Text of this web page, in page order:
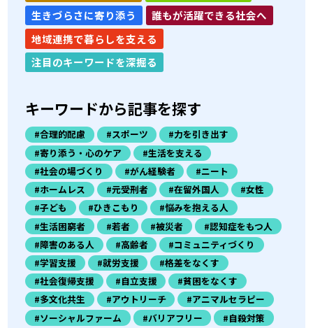
生きづらさに寄り添う
誰もが活躍できる社会へ
地域連携で暮らしを支える
注目のキーワードを深掘る
キーワードから記事を探す
#合理的配慮 #スポーツ
#力を引き出す
#寄り添う・心のケア
#生活を支える
#社会の場づくり
#がん経験者
#ニート
#ホームレス
#元受刑者 #在留外国人
#女性
#子ども
#ひきこもり
#悩みを抱える人
#生活困窮者
#若者 #被災者
#認知症をもつ人
#障害のある人
#高齢者
#コミュニティづくり
#学習支援
#就労支援
#格差をなくす
#社会復帰支援
#自立支援
#貧困をなくす
#多文化共生
#アウトリーチ
#アニマルセラピー
#ソーシャルファーム
#バリアフリー
#自殺対策